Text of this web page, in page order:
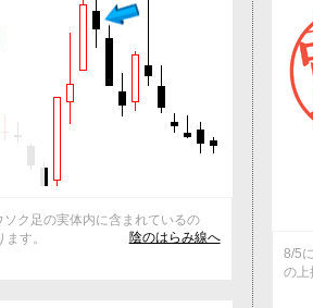
ク足の実体内に含まれているの
す。
陰のはらみ線へ
8/5
の上